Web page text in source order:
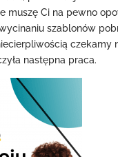
muszę Ci na pewno
szablonów
czekamy
następna praca.